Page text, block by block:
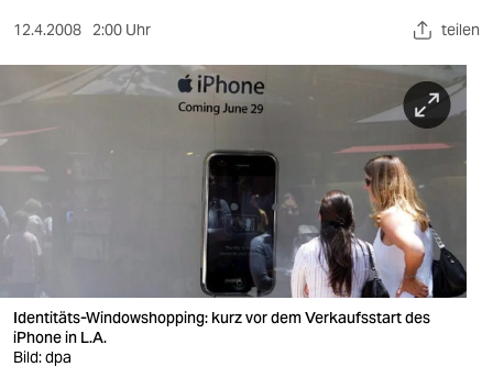
sport
berlin
nord
wahrheit
verlag
veranstaltungen
shop
12.4.2008 2:00 Uhr teilen
Identitäts-Windowshopping: kurz vor dem Verkaufsstart des
iPhone in L.A.
Bild: dpa